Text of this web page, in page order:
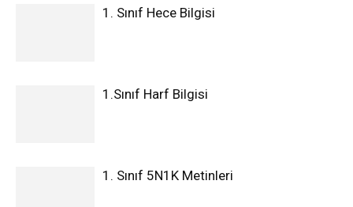
1. Sınıf Hece Bilgisi
1.Sınıf Harf Bilgisi
1. Sınıf 5N1K Metinleri